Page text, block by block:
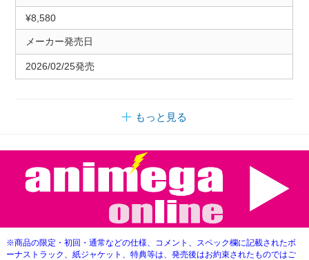
¥8,580
メーカー発売日
2026/02/25発売
もっと見る
※商品の限定・初回・通常などの仕様、コメント、スペック欄に記載されたボ
ーナストラック、紙ジャケット、特典等は、発売後はお約束されたものではご